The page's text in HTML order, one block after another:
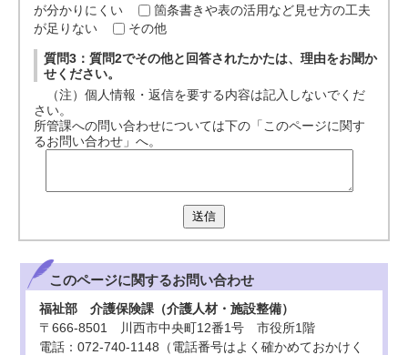
が分かりにくい
箇条書きや表の活用など見せ方の工夫
が足りない
その他
質問3：質問2でその他と回答されたかたは、理由をお聞か
せください。
（注）個人情報・返信を要する内容は記入しないでくだ
さい。
所管課への問い合わせについては下の「このページに関す
るお問い合わせ」へ。
送信
このページに関するお問い合わせ
福祉部 介護保険課（介護人材・施設整備）
〒666-8501 川西市中央町12番1号 市役所1階
電話：072-740-1148（電話番号はよく確かめておかけく